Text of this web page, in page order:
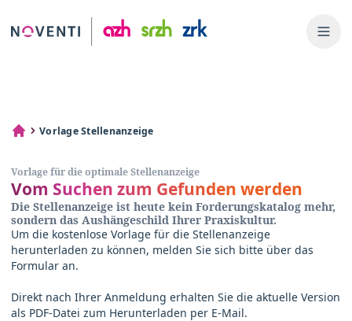
Vorlage Stellenanzeige
Vorlage für die optimale Stellenanzeige
Vom Suchen zum Gefunden werden
Die Stellenanzeige ist heute kein Forderungskatalog mehr,
sondern das Aushängeschild Ihrer Praxiskultur.
Um die kostenlose Vorlage für die Stellenanzeige
herunterladen zu können, melden Sie sich bitte über das
Formular an.
Direkt nach Ihrer Anmeldung erhalten Sie die aktuelle Version
als PDF-Datei zum Herunterladen per E-Mail.